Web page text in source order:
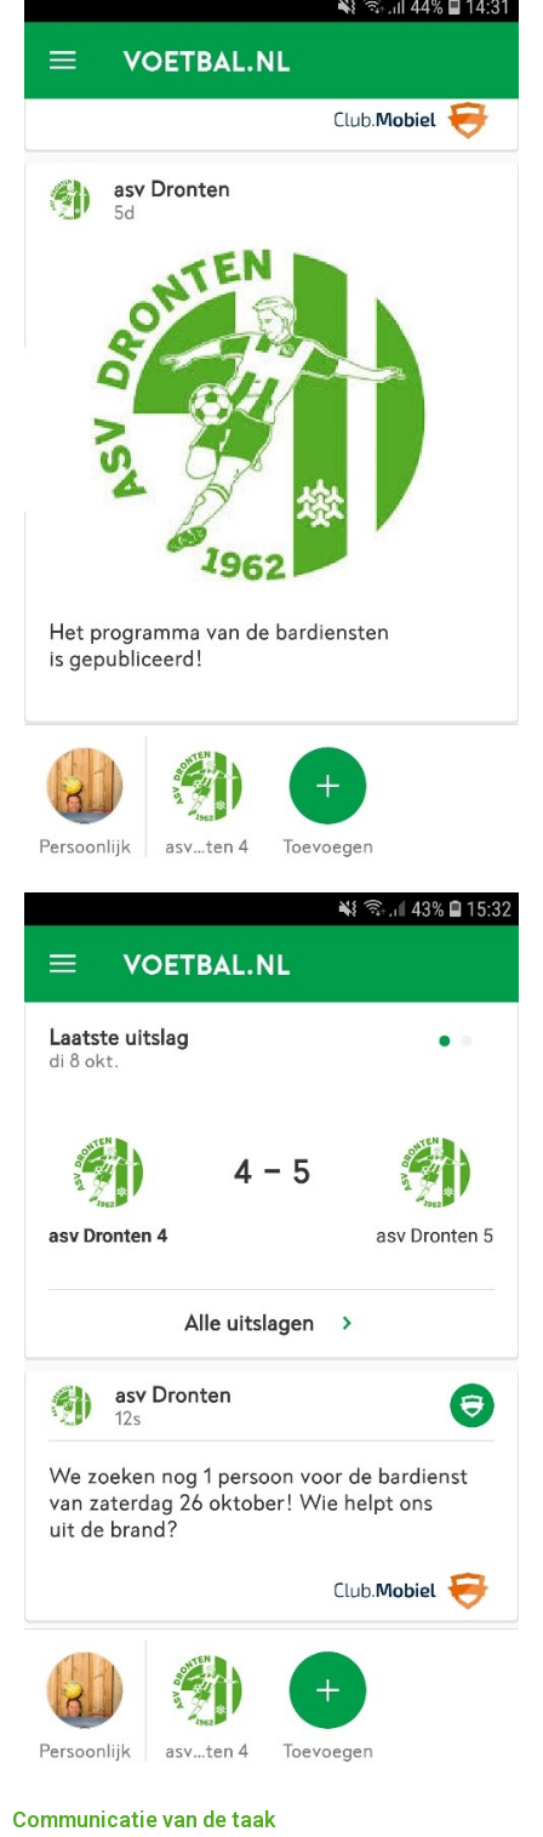
Communicatie van de taak